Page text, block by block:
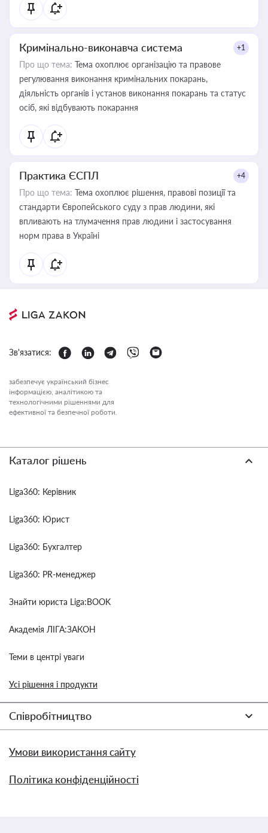
Кримінально-виконавча система +1
Про що тема: Тема охоплює організацію та правове
регулювання виконання кримінальних покарань,
діяльність органів і установ виконання покарань та статус
осіб, які відбувають покарання
Практика ЄСПЛ +4
Про що тема: Тема охоплює рішення, правові позиції та
стандарти Європейського суду з прав людини, які
впливають на тлумачення прав людини і застосування
норм права в Україні
Зв'язатися:
забезпечує український бізнес
інформацією, аналітикою та
технологічними рішеннями для
ефективної та безпечної роботи.
Каталог рішень
Liga360: Керівник
Liga360: Юрист
Liga360: Бухгалтер
Liga360: PR-менеджер
Знайти юриста Liga:BOOK
Академія ЛІГА:ЗАКОН
Теми в центрі уваги
Усі рішення і продукти
Співробітництво
Умови використання сайту
Політика конфіденційності